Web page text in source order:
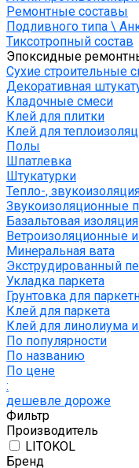
Ремонтные составы
Подливного типа \
Тиксотропный состав
Эпоксидные
Сухие строительные
Декоративная
Кладочные смеси
Клей для плитки
Клей для
Полы
Шпатлевка
Штукатурки
Тепло-,
Звукоизоляционные
Базальтовая изоляция
Ветроизоляционные
Минеральная вата
Экструдированный
Укладка паркета
Грунтовка для
Клей для паркета
Клей для линолиума
По популярности
По названию
По цене
:
дешевле дороже
Фильтр
Производитель
LITOKOL
Бренд